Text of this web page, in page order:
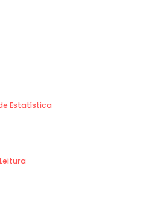
Estatística